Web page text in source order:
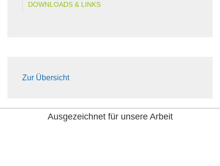
DOWNLOADS & LINKS
Zur Übersicht
Ausgezeichnet für unsere Arbeit